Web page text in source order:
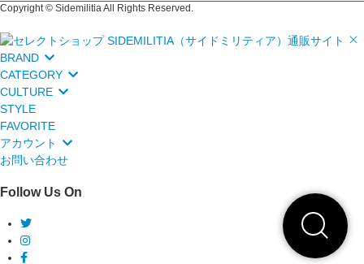
Copyright © Sidemilitia All Rights Reserved.
BRAND
CATEGORY
CULTURE
STYLE
FAVORITE
アカウント
お問い合わせ
Follow Us On